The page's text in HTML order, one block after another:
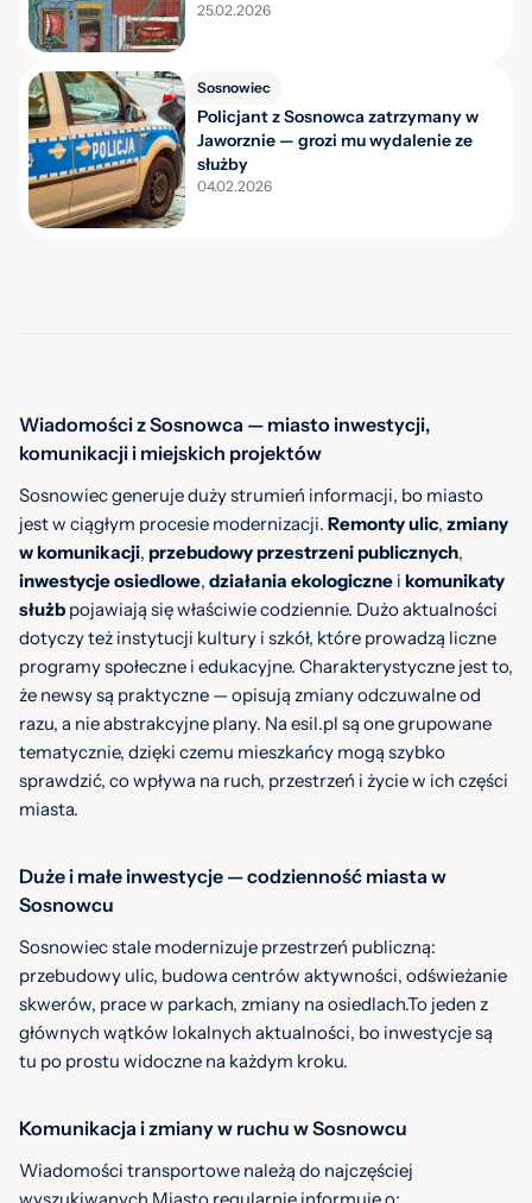
25.02.2026
Sosnowiec
Policjant z Sosnowca zatrzymany w
Jaworznie — grozi mu wydalenie ze
służby
04.02.2026
Wiadomości z Sosnowca — miasto inwestycji,
komunikacji i miejskich projektów
Sosnowiec generuje duży strumień informacji, bo miasto
jest w ciągłym procesie modernizacji. Remonty ulic, zmiany
w komunikacji, przebudowyprzestrzenipublicznych,
inwestycjeosiedlowe, działania ekologiczne i komunikaty
służb pojawiają się właściwie codziennie. Dużo aktualności
dotyczy też instytucji kultury i szkół, które prowadzą liczne
programy społeczne i edukacyjne. Charakterystyczne jest to,
że newsy są praktyczne — opisują zmiany odczuwalne od
razu, a nie abstrakcyjne plany. Na esil.pl są one grupowane
tematycznie, dzięki czemu mieszkańcy mogą szybko
sprawdzić, co wpływa na ruch, przestrzeń i życie w ich części
miasta.
Duże i małe inwestycje — codzienność miasta w
Sosnowcu
Sosnowiec stale modernizuje przestrzeń publiczną:
przebudowy ulic, budowa centrów aktywności, odświeżanie
skwerów, prace w parkach, zmiany na osiedlach.To jeden z
głównych wątków lokalnych aktualności, bo inwestycje są
tu po prostu widoczne na każdym kroku.
Komunikacja i zmiany w ruchu w Sosnowcu
Wiadomości transportowe należą do najczęściej